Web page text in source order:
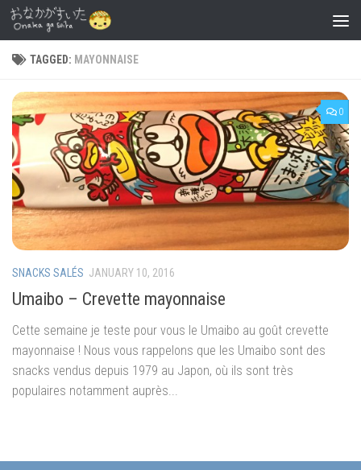
Skip to content
TAGGED: MAYONNAISE
0
SNACKS SALÉS JANUARY 10, 2016
Umaibo – Crevette mayonnaise
Cette semaine je teste pour vous le Umaibo au goût crevette
mayonnaise ! Nous vous rappelons que les Umaibo sont des
snacks vendus depuis 1979 au Japon, où ils sont très
populaires notamment auprès...